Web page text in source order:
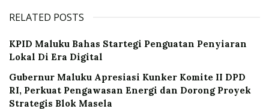
RELATED POSTS
KPID Maluku Bahas Startegi Penguatan Penyiaran
Lokal Di Era Digital
Gubernur Maluku Apresiasi Kunker Komite II DPD
RI, Perkuat Pengawasan Energi dan Dorong Proyek
Strategis Blok Masela